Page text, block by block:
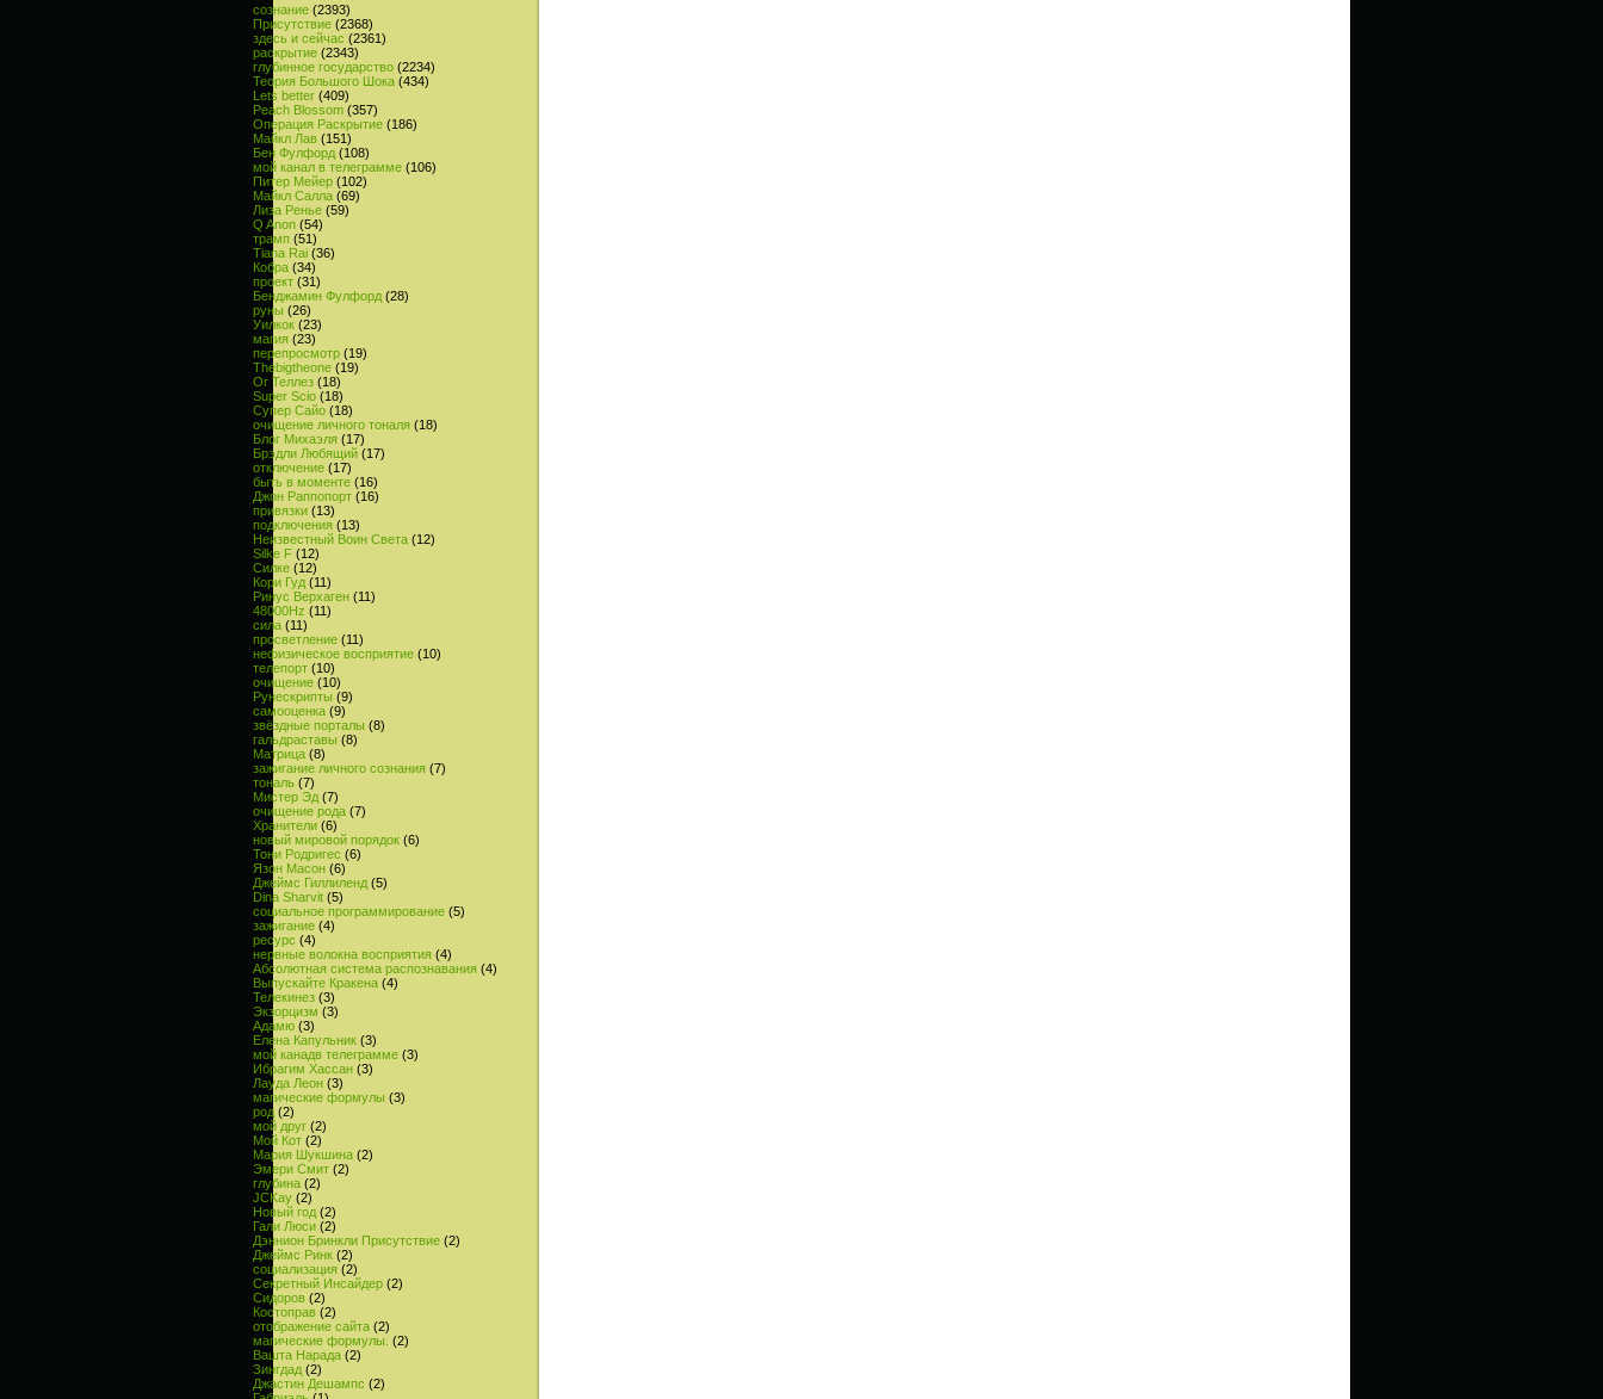
сознание (2393)
Присутствие (2368)
здесь и сейчас (2361)
раскрытие (2343)
глубинное государство (2234)
Теория Большого Шока (434)
Lets better (409)
Peach Blossom (357)
Операция Раскрытие (186)
Майкл Лав (151)
Бен Фулфорд (108)
мой канал в телеграмме (106)
Питер Мейер (102)
Майкл Салла (69)
Лиза Ренье (59)
Q Anon (54)
трамп (51)
Tiana Rai (36)
Кобра (34)
проект (31)
Бенджамин Фулфорд (28)
руны (26)
Уилкок (23)
магия (23)
перепросмотр (19)
Thebigtheone (19)
Ог Теллез (18)
Super Scio (18)
Супер Сайо (18)
очищение личного тоналя (18)
Блог Михаэля (17)
Брэдли Любящий (17)
отключение (17)
быть в моменте (16)
Джон Раппопорт (16)
привязки (13)
подключения (13)
Неизвестный Воин Света (12)
Silke F (12)
Силке (12)
Кори Гуд (11)
Ринус Верхаген (11)
48000Hz (11)
сила (11)
просветление (11)
нефизическое восприятие (10)
телепорт (10)
очищение (10)
Рунескрипты (9)
самооценка (9)
звёздные порталы (8)
гальдраставы (8)
Матрица (8)
зажигание личного сознания (7)
тональ (7)
Мистер Эд (7)
очищение рода (7)
Хранители (6)
новый мировой порядок (6)
Тони Родригес (6)
Язон Масон (6)
Джеймс Гиллиленд (5)
Dina Sharvit (5)
социальное программирование (5)
зажигание (4)
ресурс (4)
нервные волокна восприятия (4)
Абсолютная система распознавания (4)
Выпускайте Кракена (4)
Телекинез (3)
Экзорцизм (3)
Адамю (3)
Елена Капульник (3)
мой канадв телеграмме (3)
Ибрагим Хассан (3)
Лауда Леон (3)
магические формулы (3)
род (2)
мой друг (2)
Мой Кот (2)
Мария Шукшина (2)
Эмери Смит (2)
глубина (2)
JCKay (2)
Новый год (2)
Гали Люси (2)
Дэннион Бринкли Присутствие (2)
Джеймс Ринк (2)
социализация (2)
Секретный Инсайдер (2)
Сидоров (2)
Костоправ (2)
отображение сайта (2)
магические формулы. (2)
Вашта Нарада (2)
Зингдад (2)
Джастин Дешампс (2)